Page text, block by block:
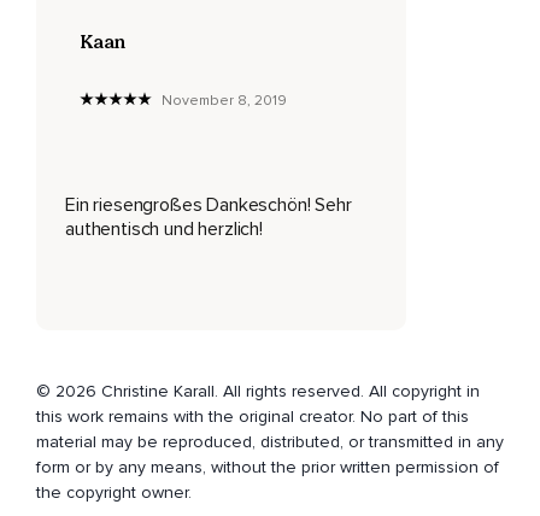
Bist du da in dem Gedanken,
Oder ganz ehrlich und du bist da und sagst,
Dass wir der anderen Person das geben,
Was wir selbst auch haben wollen.
Es ist auch vor allem die Energie,
Kaan
November 8, 2019
Ein riesengroßes Dankeschön! Sehr
authentisch und herzlich!
© 2026 Christine Karall. All rights reserved. All copyright in
this work remains with the original creator. No part of this
material may be reproduced, distributed, or transmitted in any
form or by any means, without the prior written permission of
the copyright owner.